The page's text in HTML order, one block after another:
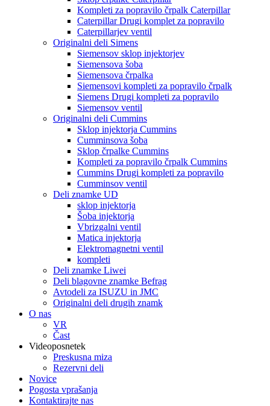
Kompleti za popravilo črpalk Caterpillar
Caterpillar Drugi komplet za popravilo
Caterpillarjev ventil
Originalni deli Simens
Siemensov sklop injektorjev
Siemensova šoba
Siemensova črpalka
Siemensovi kompleti za popravilo črpalk
Siemens Drugi kompleti za popravilo
Siemensov ventil
Originalni deli Cummins
Sklop injektorja Cummins
Cumminsova šoba
Sklop črpalke Cummins
Kompleti za popravilo črpalk Cummins
Cummins Drugi kompleti za popravilo
Cumminsov ventil
Deli znamke UD
sklop injektorja
Šoba injektorja
Vbrizgalni ventil
Matica injektorja
Elektromagnetni ventil
kompleti
Deli znamke Liwei
Deli blagovne znamke Befrag
Avtodeli za ISUZU in JMC
Originalni deli drugih znamk
O nas
VR
Čast
Videoposnetek
Preskusna miza
Rezervni deli
Novice
Pogosta vprašanja
Kontaktirajte nas